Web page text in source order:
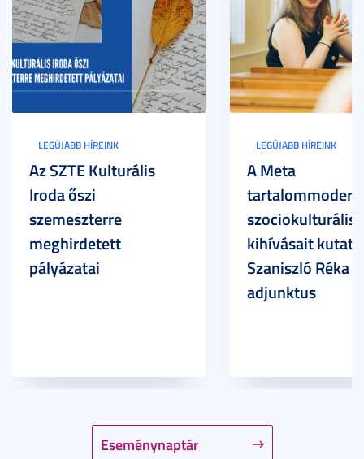
Eseménynaptár
LEGÚJABB HÍREINK
Az SZTE Kulturális
Iroda őszi
szemeszterre
meghirdetett
pályázatai
LEGÚJABB HÍREINK
A Meta
szociokulturális
kihívásait
Szaniszló Réka
adjunktus